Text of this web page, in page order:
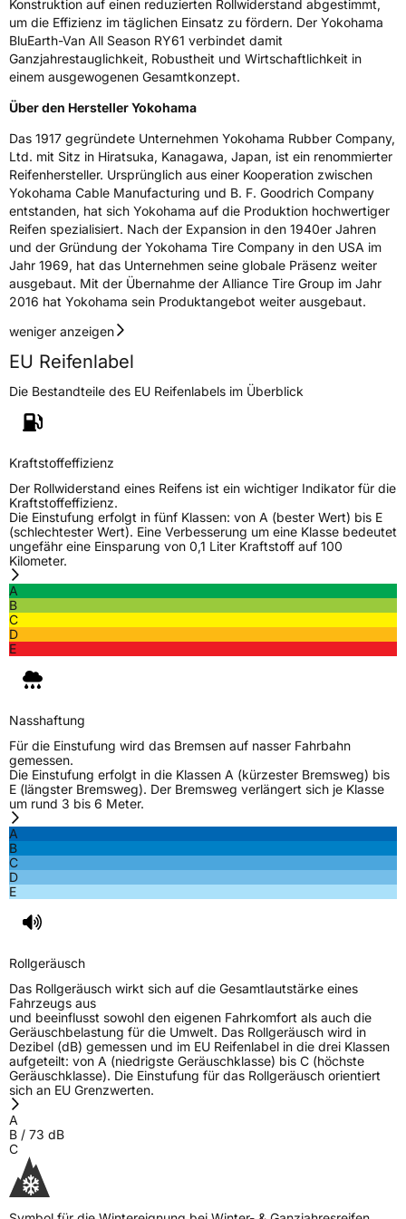
FahrzeugklasseC2
3PMSF / Schneeflockensymbol / Alpine-SymbolJa
EisgripNein
EPREL ID639025
Allgemeine Produktsicherheit (GPSR)
HerstellerkontaktYokohama Europe GmbH, Monschauer Str.
12 40549 Düsseldorf, Deutschland,
www.yokohama.eu
Konstruktion auf einen reduzierten Rollwiderstand abgestimmt,
um die Effizienz im täglichen Einsatz zu fördern. Der Yokohama
BluEarth-Van All Season RY61 verbindet damit
Ganzjahrestauglichkeit, Robustheit und Wirtschaftlichkeit in
einem ausgewogenen Gesamtkonzept.
Über den Hersteller Yokohama
Das 1917 gegründete Unternehmen Yokohama Rubber Company,
Ltd. mit Sitz in Hiratsuka, Kanagawa, Japan, ist ein renommierter
Reifenhersteller. Ursprünglich aus einer Kooperation zwischen
Yokohama Cable Manufacturing und B. F. Goodrich Company
entstanden, hat sich Yokohama auf die Produktion hochwertiger
Reifen spezialisiert. Nach der Expansion in den 1940er Jahren
und der Gründung der Yokohama Tire Company in den USA im
Jahr 1969, hat das Unternehmen seine globale Präsenz weiter
ausgebaut. Mit der Übernahme der Alliance Tire Group im Jahr
2016 hat Yokohama sein Produktangebot weiter ausgebaut.
weniger anzeigen
EU Reifenlabel
Die Bestandteile des EU Reifenlabels im Überblick
Kraftstoffeffizienz
Der Rollwiderstand eines Reifens ist ein wichtiger Indikator für die
Kraftstoffeffizienz.
Die Einstufung erfolgt in fünf Klassen: von A (bester Wert) bis E
(schlechtester Wert). Eine Verbesserung um eine Klasse bedeutet
ungefähr eine Einsparung von 0,1 Liter Kraftstoff auf 100
Kilometer.
A
B
C
D
E
Nasshaftung
Für die Einstufung wird das Bremsen auf nasser Fahrbahn
gemessen.
Die Einstufung erfolgt in die Klassen A (kürzester Bremsweg) bis
E (längster Bremsweg). Der Bremsweg verlängert sich je Klasse
um rund 3 bis 6 Meter.
A
B
C
D
E
Rollgeräusch
Das Rollgeräusch wirkt sich auf die Gesamtlautstärke eines
Fahrzeugs aus
und beeinflusst sowohl den eigenen Fahrkomfort als auch die
Geräuschbelastung für die Umwelt. Das Rollgeräusch wird in
Dezibel (dB) gemessen und im EU Reifenlabel in die drei Klassen
aufgeteilt: von A (niedrigste Geräuschklasse) bis C (höchste
Geräuschklasse). Die Einstufung für das Rollgeräusch orientiert
sich an EU Grenzwerten.
A
B / 73 dB
C